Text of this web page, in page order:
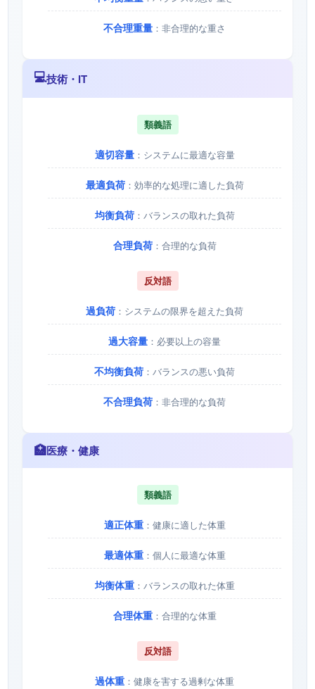
不合理重量 ：非合理的な重さ
💻技術・IT
類義語
適切容量：システムに最適な容量
最適負荷：効率的な処理に適した負荷
均衡負荷：バランスの取れた負荷
合理負荷：合理的な負荷
反対語
過負荷 ：システムの限界を超えた負荷
過大容量 ：必要以上の容量
不均衡負荷 ：バランスの悪い負荷
不合理負荷 ：非合理的な負荷
🏥医療・健康
類義語
適正体重：健康に適した体重
最適体重：個人に最適な体重
均衡体重：バランスの取れた体重
合理体重：合理的な体重
反対語
過体重 ：健康を害する過剰な体重